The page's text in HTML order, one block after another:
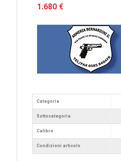
1.680 €
Categoria
Sottocategoria
Calibro
Condizioni articolo